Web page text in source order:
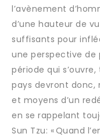
l’avènement
d’une hauteur de
suffisants pour
une perspective de
période qui
pays devront donc,
et moyens d’un
en se rappelant
Sun Tzu: « Quand